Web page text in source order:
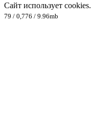
Сайт использует cookies.
79 / 0,776 / 9.96mb